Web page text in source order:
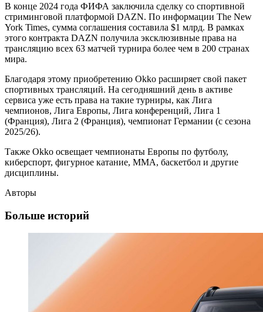
В конце 2024 года ФИФА заключила сделку со спортивной
стриминговой платформой DAZN. По информации The New
York Times, сумма соглашения составила $1 млрд. В рамках
этого контракта DAZN получила эксклюзивные права на
трансляцию всех 63 матчей турнира более чем в 200 странах
мира.
Благодаря этому приобретению Okko расширяет свой пакет
спортивных трансляций. На сегодняшний день в активе
сервиса уже есть права на такие турниры, как Лига
чемпионов, Лига Европы, Лига конференций, Лига 1
(Франция), Лига 2 (Франция), чемпионат Германии (с сезона
2025/26).
Также Okko освещает чемпионаты Европы по футболу,
киберспорт, фигурное катание, ММА, баскетбол и другие
дисциплины.
Авторы
Больше историй